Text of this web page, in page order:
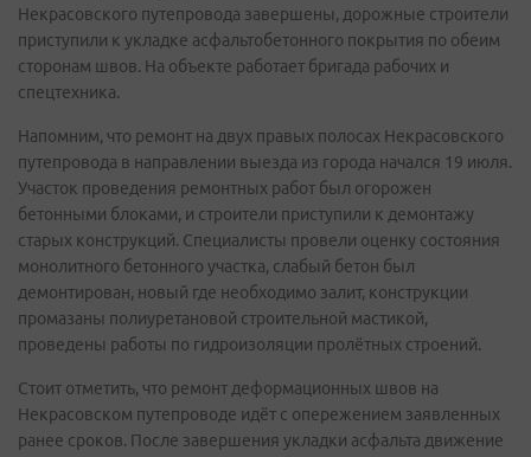
Некрасовского путепровода завершены, дорожные строители
приступили к укладке асфальтобетонного покрытия по обеим
сторонам швов. На объекте работает бригада рабочих и
спецтехника.
Напомним, что ремонт на двух правых полосах Некрасовского
путепровода в направлении выезда из города начался 19 июля.
Участок проведения ремонтных работ был огорожен
бетонными блоками, и строители приступили к демонтажу
старых конструкций. Специалисты провели оценку состояния
монолитного бетонного участка, слабый бетон был
демонтирован, новый где необходимо залит, конструкции
промазаны полиуретановой строительной мастикой,
проведены работы по гидроизоляции пролётных строений.
Стоит отметить, что ремонт деформационных швов на
Некрасовском путепроводе идёт с опережением заявленных
ранее сроков. После завершения укладки асфальта движение